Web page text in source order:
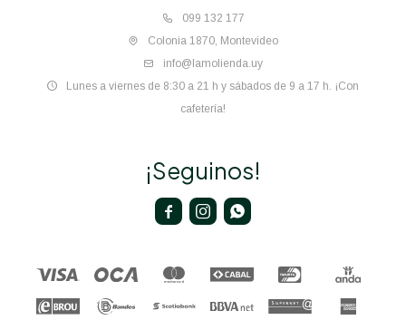
099 132 177
Colonia 1870, Montevideo
info@lamolienda.uy
Lunes a viernes de 8:30 a 21 h y sábados de 9 a 17 h. ¡Con
cafetería!
¡Seguinos!
  